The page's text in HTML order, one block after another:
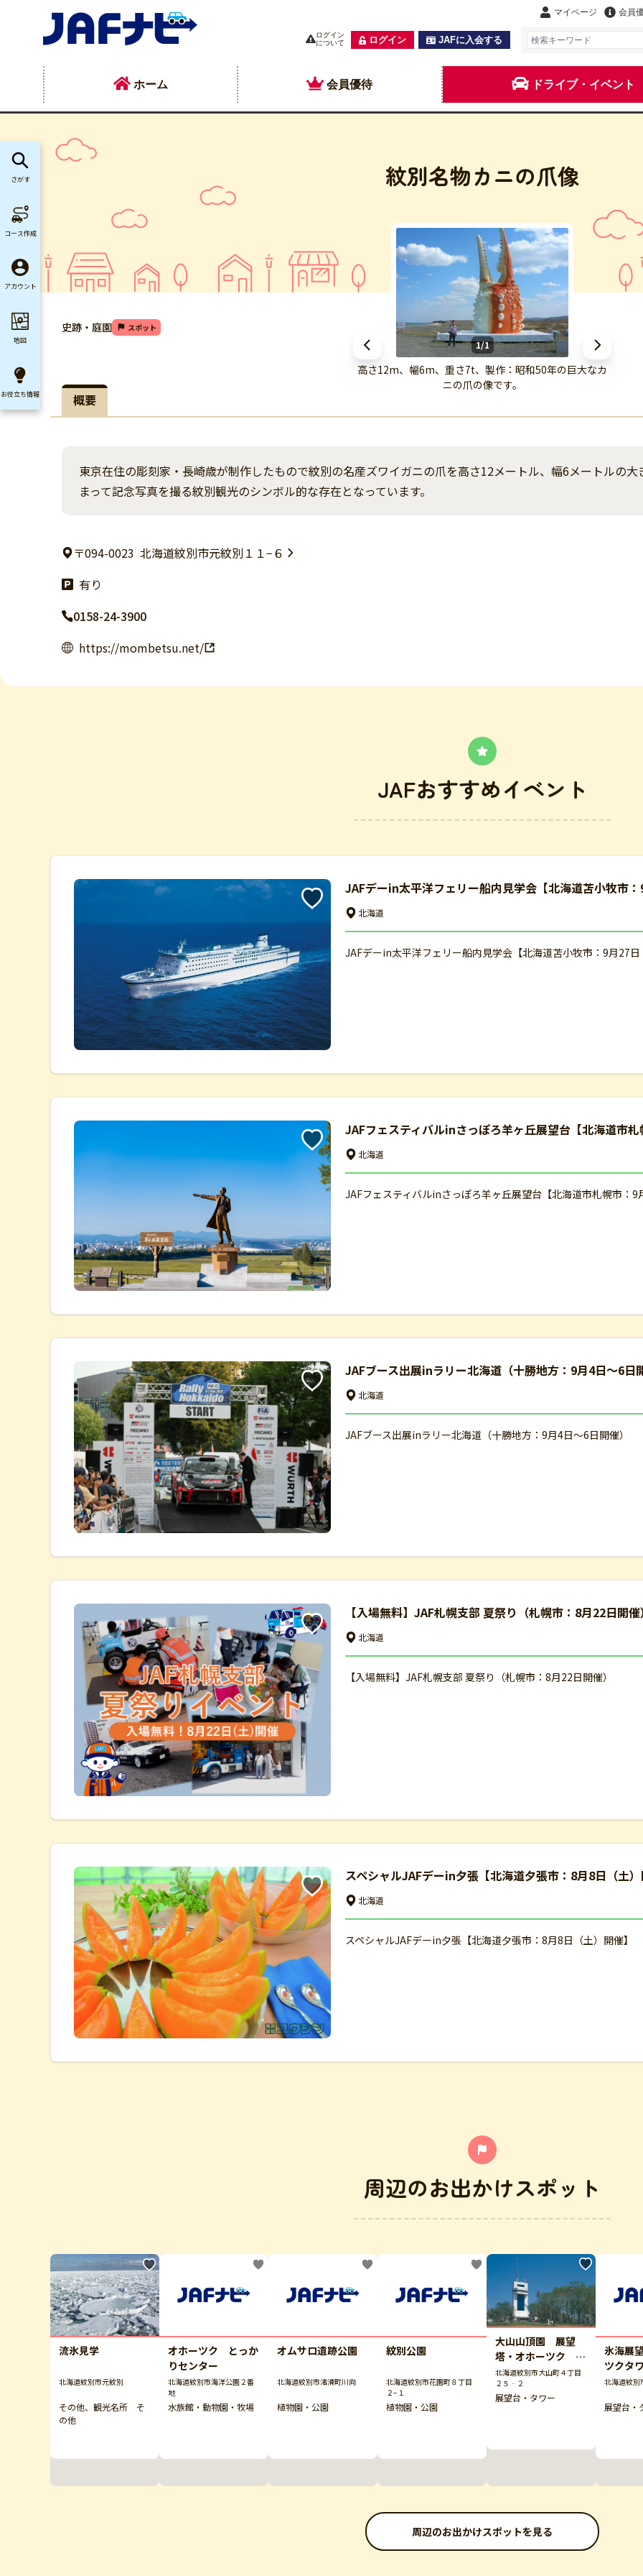
マイページ 会員
ログイン
について
ログイン JAFに入会する
ホーム 会員優待 ドライブ・イベント
紋別名物カニの爪像
1/1
高さ12m、幅6m、重さ7t、製作：昭和50年の巨大なカ
ニの爪の像です。
史跡・庭園 スポット
概要
東京在住の彫刻家・長崎歳が制作したもので紋別の名産ズワイガニの爪を高さ12メートル、幅6メートルの
まって記念写真を撮る紋別観光のシンボル的な存在となっています。
〒094-0023 北海道紋別市元紋別１１−６
有り
0158-24-3900
https://mombetsu.net/
JAFおすすめイベント
JAFデーin太平洋フェリー船内見学会【北海道苫小牧市
北海道
JAFデーin太平洋フェリー船内見学会【北海道苫小牧市：9月27
JAFフェスティバルinさっぽろ羊ヶ丘展望台【北海道市
北海道
JAFフェスティバルinさっぽろ羊ヶ丘展望台【北海道市札幌市：9
JAFブース出展inラリー北海道（十勝地方：9月4日～6日
北海道
JAFブース出展inラリー北海道（十勝地方：9月4日～6日開催）
【入場無料】JAF札幌支部 夏祭り（札幌市：8月22日開
北海道
【入場無料】JAF札幌支部 夏祭り（札幌市：8月22日開催）
スペシャルJAFデーin夕張【北海道夕張市：8月8日（土
北海道
スペシャルJAFデーin夕張【北海道夕張市：8月8日（土）開催】
周辺のお出かけスポット
流氷見学
北海道紋別市元紋別
その他、観光名所 そ
の他
オホーツク とっか
りセンター
北海道紋別市海洋公園２番
地
水族館・動物園・牧場
オムサロ遺跡公園
北海道紋別市渚滑町川向
植物園・公園
紋別公園
北海道紋別市花園町８丁目
２−１
植物園・公園
大山山頂園 展望
塔・オホーツク ス
カイタワー
北海道紋別市大山町４丁目
２５‐２
展望台・タワー
氷海展
ツクタ
北海道紋別
展望台・
周辺のお出かけスポットを見る
さがす
コース作成
アカウント
地図
お役立ち情報